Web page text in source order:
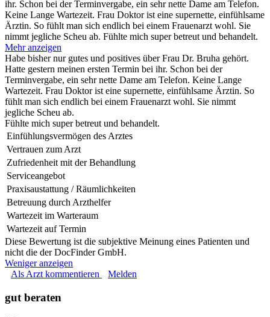
ihr. Schon bei der Terminvergabe, ein sehr nette Dame am Telefon.
Keine Lange Wartezeit. Frau Doktor ist eine supernette, einfühlsame
Ärztin. So fühlt man sich endlich bei einem Frauenarzt wohl. Sie
nimmt jegliche Scheu ab. Fühlte mich super betreut und behandelt.
Mehr anzeigen
Habe bisher nur gutes und positives über Frau Dr. Bruha gehört.
Hatte gestern meinen ersten Termin bei ihr. Schon bei der
Terminvergabe, ein sehr nette Dame am Telefon. Keine Lange
Wartezeit. Frau Doktor ist eine supernette, einfühlsame Ärztin. So
fühlt man sich endlich bei einem Frauenarzt wohl. Sie nimmt
jegliche Scheu ab.
Fühlte mich super betreut und behandelt.
Einfühlungsvermögen des Arztes
Vertrauen zum Arzt
Zufriedenheit mit der Behandlung
Serviceangebot
Praxisaustattung / Räumlichkeiten
Betreuung durch Arzthelfer
Wartezeit im Warteraum
Wartezeit auf Termin
Diese Bewertung ist die subjektive Meinung eines Patienten und
nicht die der DocFinder GmbH.
Weniger anzeigen
Als Arzt kommentieren
Melden
gut beraten